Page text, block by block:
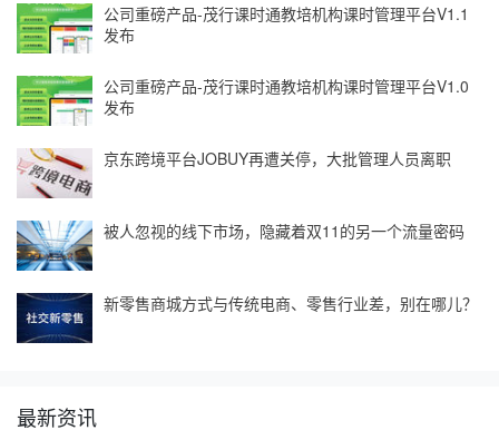
公司重磅产品-茂行课时通教培机构课时管理平台V1.1
发布
公司重磅产品-茂行课时通教培机构课时管理平台V1.0
发布
京东跨境平台JOBUY再遭关停，大批管理人员离职
被人忽视的线下市场，隐藏着双11的另一个流量密码
新零售商城方式与传统电商、零售行业差，别在哪儿？
最新资讯